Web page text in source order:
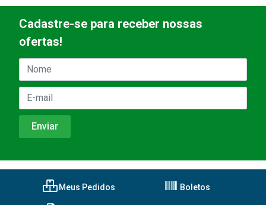
Cadastre-se para receber nossas
ofertas!
Meus Pedidos Boletos